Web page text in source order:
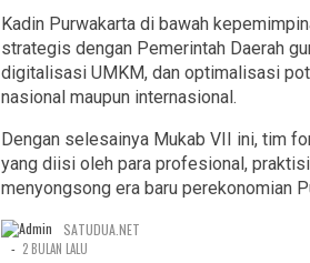
​Kadin Purwakarta di bawah
strategis dengan Pemerintah Daerah
digitalisasi UMKM, dan optimalisasi
nasional maupun internasional.
​Dengan selesainya Mukab VII ini, tim
yang diisi oleh para profesional,
menyongsong era baru perekonomian
SATUDUA.NET
- 2 BULAN LALU